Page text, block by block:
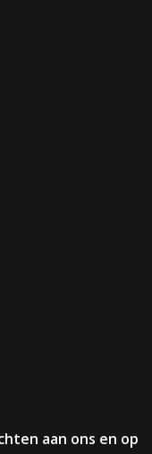
aan ons en op